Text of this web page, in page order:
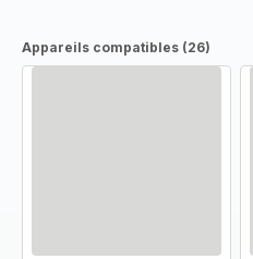
Appareils compatibles (26)